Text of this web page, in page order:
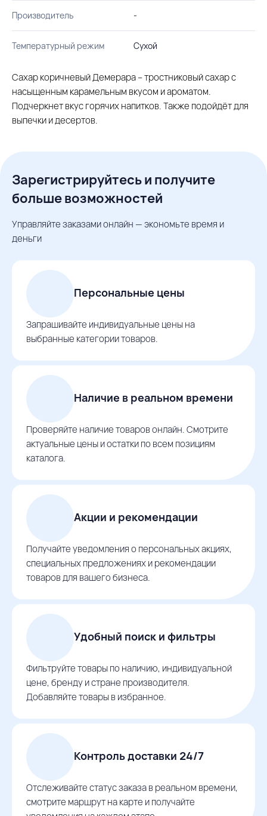
Производитель -
Температурный режим Сухой
Сахар коричневый Демерара – тростниковый сахар с
насыщенным карамельным вкусом и ароматом.
Подчеркнет вкус горячих напитков. Также подойдёт для
выпечки и десертов.
Зарегистрируйтесь и получите
больше возможностей
Управляйте заказами онлайн — экономьте время и
деньги
Персональные цены
Запрашивайте индивидуальные цены на
выбранные категории товаров.
Наличие в реальном времени
Проверяйте наличие товаров онлайн. Смотрите
актуальные цены и остатки по всем позициям
каталога.
Акции и рекомендации
Получайте уведомления о персональных акциях,
специальных предложениях и рекомендации
товаров для вашего бизнеса.
Удобный поиск и фильтры
Фильтруйте товары по наличию, индивидуальной
цене, бренду и стране производителя.
Добавляйте товары в избранное.
Контроль доставки 24/7
Отслеживайте статус заказа в реальном времени,
смотрите маршрут на карте и получайте